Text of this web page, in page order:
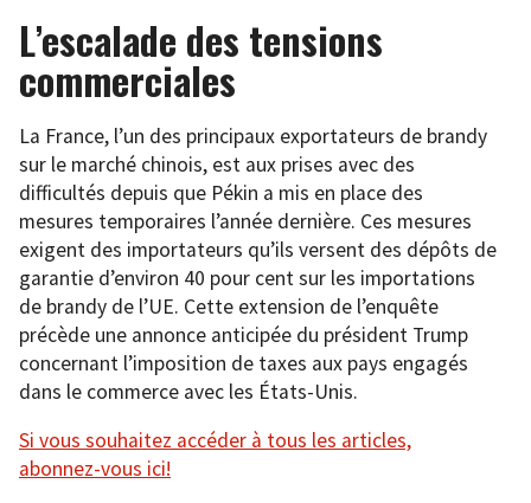
L’escalade des tensions
commerciales
La France, l’un des principaux exportateurs de brandy
sur le marché chinois, est aux prises avec des
difficultés depuis que Pékin a mis en place des
mesures temporaires l’année dernière. Ces mesures
exigent des importateurs qu’ils versent des dépôts de
garantie d’environ 40 pour cent sur les importations
de brandy de l’UE. Cette extension de l’enquête
précède une annonce anticipée du président Trump
concernant l’imposition de taxes aux pays engagés
dans le commerce avec les États-Unis.
Si vous souhaitez accéder à tous les articles,
abonnez-vous ici!